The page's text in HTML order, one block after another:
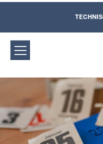
Amtsgericht
Direkt zum Inhalt
Leichte Sprache,
und Kontaktformular